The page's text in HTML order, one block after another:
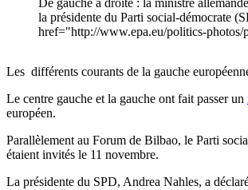
De gauche à droite : la ministre
la présidente du Parti social-démocrate
href="http://www.epa.eu/politics-
Les différents courants de la gauche
Le centre gauche et la gauche ont fait passer un
européen.
Parallèlement au Forum de Bilbao, le Parti
étaient invités le 11 novembre.
La présidente du SPD, Andrea Nahles, a